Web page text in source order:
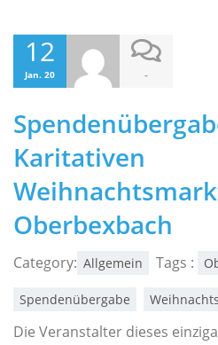
12
Jan. 20 -
Karitativen
Oberbexbach
Category: Allgemein Tags :
Spendenübergabe
Die Veranstalter dieses